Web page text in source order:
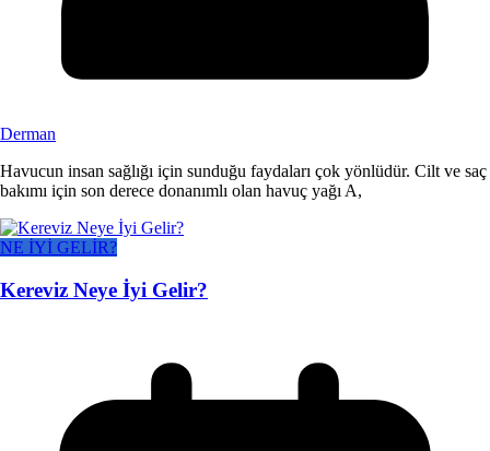
Derman
Havucun insan sağlığı için sunduğu faydaları çok yönlüdür. Cilt ve saç
bakımı için son derece donanımlı olan havuç yağı A,
NE İYİ GELİR?
Kereviz Neye İyi Gelir?